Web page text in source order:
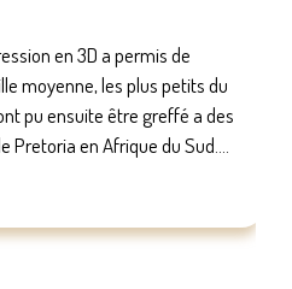
en 3D a permis de
moyenne, les plus petits du
pu ensuite être greffé a des
Pretoria en Afrique du Sud....